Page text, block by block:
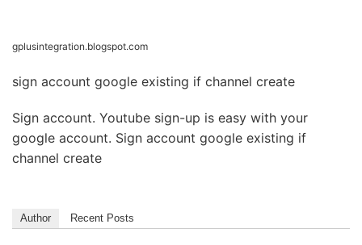
gplusintegration.blogspot.com
sign account google existing if channel create
Sign account. Youtube sign-up is easy with your
google account. Sign account google existing if
channel create
Author Recent Posts